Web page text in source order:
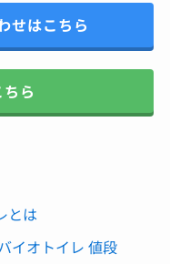
せはこちら
ら
とは
イオトイレ 値段